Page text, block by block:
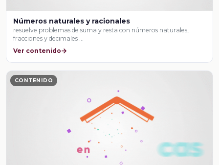
Números naturales y racionales
resuelve problemas de suma y resta con números naturales,
fracciones y decimales …
Ver contenido
CONTENIDO